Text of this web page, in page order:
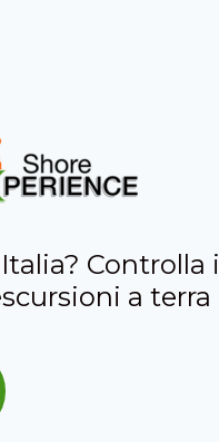
Controlla i
a terra